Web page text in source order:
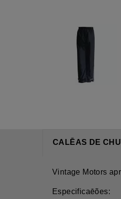
CALĒAS DE
Vintage Motors
Especificaēões: